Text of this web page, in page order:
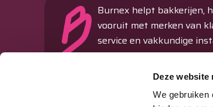
Deze website
We gebruiken
Burnex helpt bakkerijen,
vooruit met merken van
service en vakkundige
ovens en koeltechniek tot
verkoopautomaten – alles